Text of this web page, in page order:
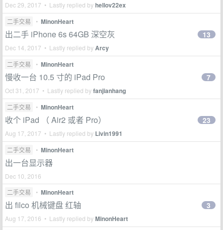
Dec 29, 2017 • Lastly replied byhellov22ex
二手交易 • MinonHeart
出二手 iPhone 6s 64GB 深空灰
Dec 14, 2017 • Lastly replied byArcy
13
二手交易 • MinonHeart
慢收一台 10.5 寸的 iPad Pro
Oct 31, 2017 • Lastly replied byfanjianhang
7
二手交易 • MinonHeart
收个 iPad （ Air2 或者 Pro）
Aug 17, 2017 • Lastly replied by Livin1991
23
二手交易 • MinonHeart
出一台显示器
Dec 10, 2016
二手交易
• MinonHeart
出 filco 机械键盘 红轴
Aug 17, 2016 • Lastly replied byMinonHeart
3